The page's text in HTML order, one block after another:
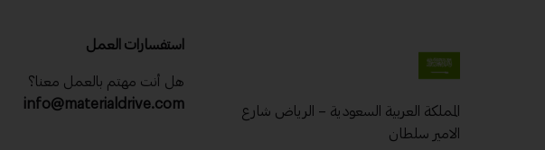
المملكة العربية السعودية – الرياض شارع
الامير سلطان
استفسارات العمل
هل أنت مهتم بالعمل معنا؟
info@materialdrive.com